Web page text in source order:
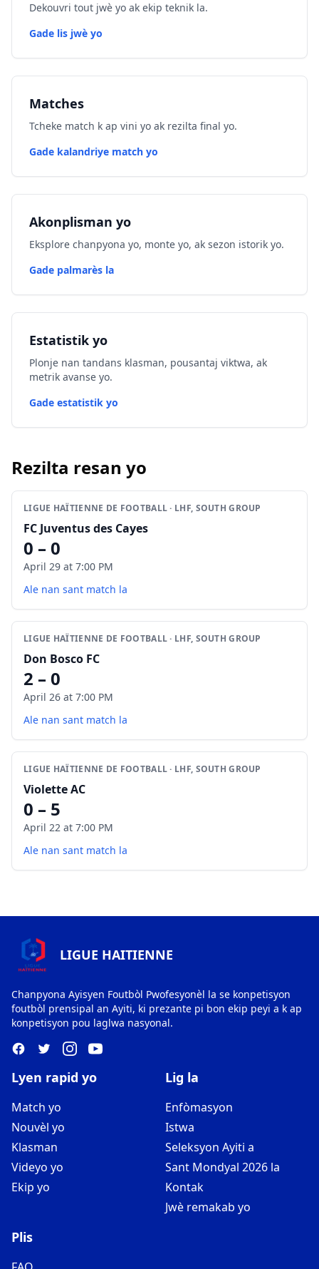
Dekouvri tout jwè yo ak ekip teknik la.
Gade lis jwè yo
Matches
Tcheke match k ap vini yo ak rezilta final yo.
Gade kalandriye match yo
Akonplisman yo
Eksplore chanpyona yo, monte yo, ak sezon istorik yo.
Gade palmarès la
Estatistik yo
Plonje nan tandans klasman, pousantaj viktwa, ak
metrik avanse yo.
Gade estatistik yo
Rezilta resan yo
LIGUE HAÏTIENNE DE FOOTBALL · LHF, SOUTH GROUP
FC Juventus des Cayes
0 – 0
April 29 at 7:00 PM
Ale nan sant match la
LIGUE HAÏTIENNE DE FOOTBALL · LHF, SOUTH GROUP
Don Bosco FC
2 – 0
April 26 at 7:00 PM
Ale nan sant match la
LIGUE HAÏTIENNE DE FOOTBALL · LHF, SOUTH GROUP
Violette AC
0 – 5
April 22 at 7:00 PM
Ale nan sant match la
LIGUE HAITIENNE
Chanpyona Ayisyen Foutbòl Pwofesyonèl la se konpetisyon
foutbòl prensipal an Ayiti, ki prezante pi bon ekip peyi a k ap
konpetisyon pou laglwa nasyonal.
Lyen rapid yo
Match yo
Nouvèl yo
Klasman
Videyo yo
Ekip yo
Lig la
Enfòmasyon
Istwa
Seleksyon Ayiti a
Sant Mondyal 2026 la
Kontak
Jwè remakab yo
Plis